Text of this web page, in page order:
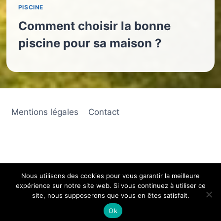
PISCINE
Comment choisir la bonne
piscine pour sa maison ?
Mentions légales Contact
© 2026 Travaux Généraux Vérifiés Coudon
Nous utilisons des cookies pour vous garantir la meilleure
expérience sur notre site web. Si vous continuez à utiliser ce
site, nous supposerons que vous en êtes satisfait.
Ok